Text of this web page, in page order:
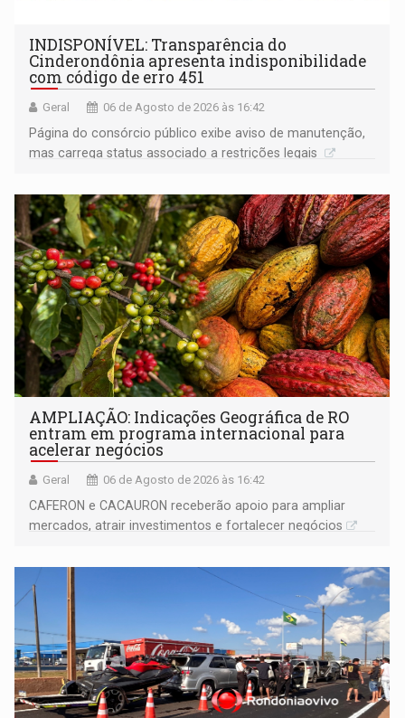
INDISPONÍVEL: Transparência do
Cinderondônia apresenta indisponibilidade
com código de erro 451
Geral 06 de Agosto de 2026 às 16:42
Página do consórcio público exibe aviso de manutenção,
mas carrega status associado a restrições legais
AMPLIAÇÃO: Indicações Geográfica de RO
entram em programa internacional para
acelerar negócios
Geral 06 de Agosto de 2026 às 16:42
CAFERON e CACAURON receberão apoio para ampliar
mercados, atrair investimentos e fortalecer negócios